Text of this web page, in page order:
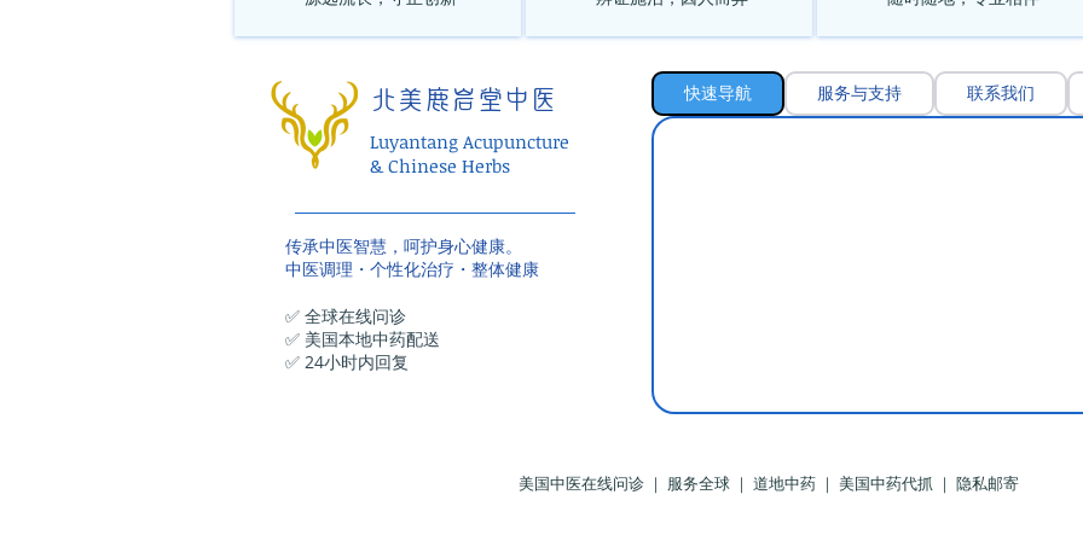
北美鹿岩堂中医
Luyantang Acupuncture
& Chinese Herbs
传承中医智慧，呵护身心健康。
中医调理・个性化治疗・整体健康
✅ 全球在线问诊
✅ 美国本地中药配送
✅ 24小时内回复
快速导航 服务与支持 联系我们
美国中医在线问诊 ｜ 服务全球 ｜ 道地中药 ｜ 美国中药代抓 ｜ 隐私邮寄